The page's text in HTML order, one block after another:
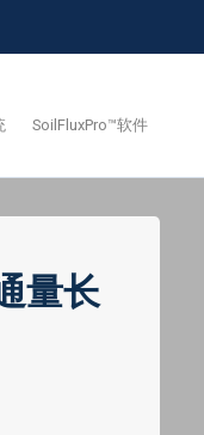
SoilFluxPro™软件
量长